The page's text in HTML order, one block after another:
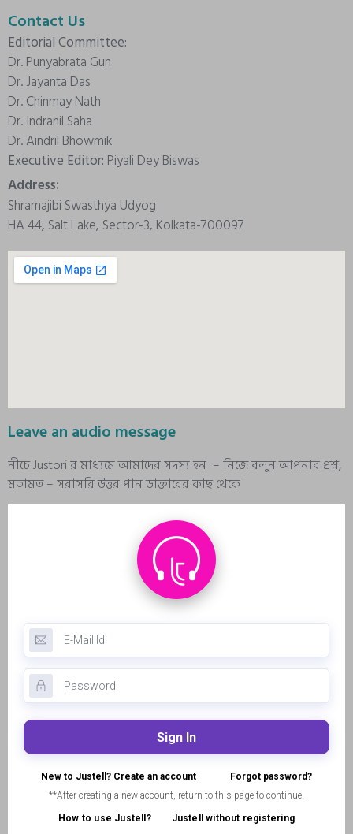
Contact Us
Editorial Committee:
Dr. Punyabrata Gun
Dr. Jayanta Das
Dr. Chinmay Nath
Dr. Indranil Saha
Dr. Aindril Bhowmik
Executive Editor: Piyali Dey Biswas
Address:
Shramajibi Swasthya Udyog
HA 44, Salt Lake, Sector-3, Kolkata-700097
Leave an audio message
নীচে Justori র মাধ্যমে আমাদের সদস্য হন – নিজে বলুন আপনার প্রশ্ন,
মতামত – সরাসরি উত্তর পান ডাক্তারের কাছ থেকে